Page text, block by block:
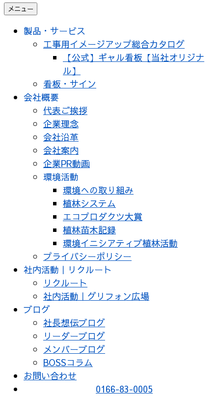
メニュー
製品・サービス
工事用イメージアップ総合カタログ
【公式】ギャル看板【当社オリジナ
ル】
看板・サイン
会社概要
代表ご挨拶
企業理念
会社沿革
会社案内
企業PR動画
環境活動
環境への取り組み
植林システム
エコプロダクツ大賞
植林苗木記録
環境イニシアティブ植林活動
プライバシーポリシー
社内活動｜リクルート
リクルート
社内活動｜グリフォン広場
ブログ
社長想伝ブログ
リーダーブログ
メンバーブログ
BOSSコラム
お問い合わせ
0166-83-0005